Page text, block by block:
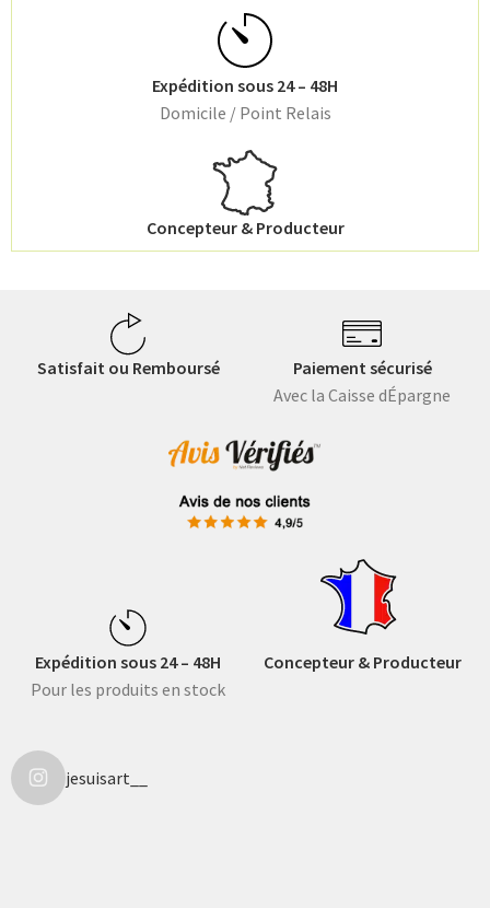
Expédition sous 24 – 48H
Domicile / Point Relais
Concepteur & Producteur
Satisfait ou Remboursé
Paiement sécurisé
Avec la Caisse dÉpargne
Expédition sous 24 – 48H
Pour les produits en stock
Concepteur & Producteur
jesuisart__